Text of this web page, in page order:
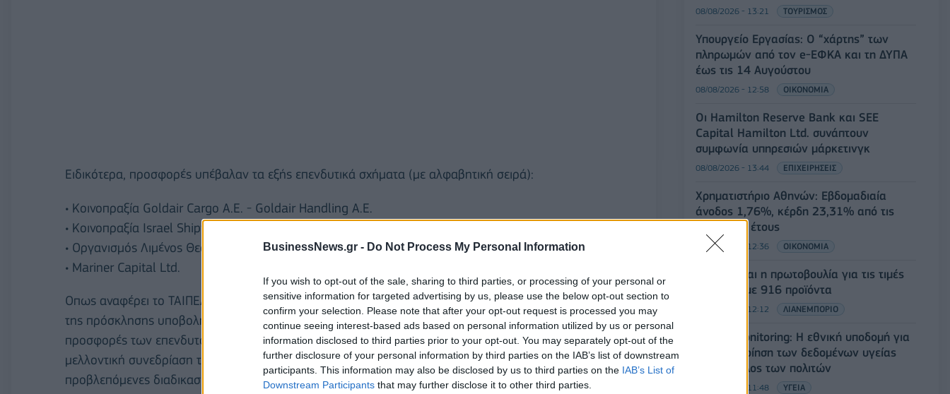
BusinessNews.gr - Do Not Process My Personal Information
If you wish to opt-out of the sale, sharing to third parties, or processing of your personal or
sensitive information for targeted advertising by us, please use the below opt-out section to
confirm your selection. Please note that after your opt-out request is processed you may
continue seeing interest-based ads based on personal information utilized by us or personal
information disclosed to third parties prior to your opt-out. You may separately opt-out of the
further disclosure of your personal information by third parties on the IAB’s list of downstream
participants. This information may also be disclosed by us to third parties on the IAB’s List of
Downstream Participants that may further disclose it to other third parties.
Ειδικότερα, προσφορές υπέβαλαν τα εξής επενδυτικά σχήματα (με αλφαβητική σειρά):
• Κοινοπραξία Goldair Cargo A.E. - Goldair Handling Α.Ε.
• Κοινοπραξία Israel Shipyards Ltd - Χαλυβουργία Ελλάδος Α.Ε.
• Οργανισμός Λιμένος Θεσσαλονίκης Α.Ε.
• Mariner Capital Ltd.
Οπως αναφέρει το ΤΑΙΠΕΔ, η διαδικασία αξιολόγησης των προσφορών σύμφωνα με τους όρους
της πρόσκλησης υποβολής δεσμευτικών προσφορών θα εκκινήσει άμεσα. Οι οικονομικές
προσφορές των επενδυτών που πληρούν τους όρους του διαγωνισμού θα αποσφραγιστούν σε
μελλοντική συνεδρίαση του Διοικητικού Συμβουλίου του Ταμείου, ακολουθώντας όλες τις
προβλεπόμενες διαδικασίες.
08/08/2026 - 13:21 ΤΟΥΡΙΣΜΟΣ
Υπουργείο Εργασίας: Ο “χάρτης” των
πληρωμών από τον e-ΕΦΚΑ και τη ΔΥΠΑ
έως τις 14 Αυγούστου
08/08/2026 - 12:58 ΟΙΚΟΝΟΜΙΑ
Οι Hamilton Reserve Bank και SEE
Capital Hamilton Ltd. συνάπτουν
συμφωνία υπηρεσιών μάρκετινγκ
08/08/2026 - 13:44 ΕΠΙΧΕΙΡΗΣΕΙΣ
Χρηματιστήριο Αθηνών: Εβδομαδιαία
άνοδος 1,76%, κέρδη 23,31% από τις
αρχές του έτους
08/08/2026 - 12:36 ΟΙΚΟΝΟΜΙΑ
Διευρύνεται η πρωτοβουλία για τις τιμές
στο ράφι με 916 προϊόντα
08/08/2026 - 12:12 ΛΙΑΝΕΜΠΟΡΙΟ
Health Monitoring: Η εθνική υποδομή για
την αξιοποίηση των δεδομένων υγείας
προς όφελος των πολιτών
08/08/2026 - 11:48 ΥΓΕΙΑ